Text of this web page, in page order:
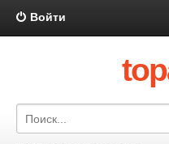
Войти